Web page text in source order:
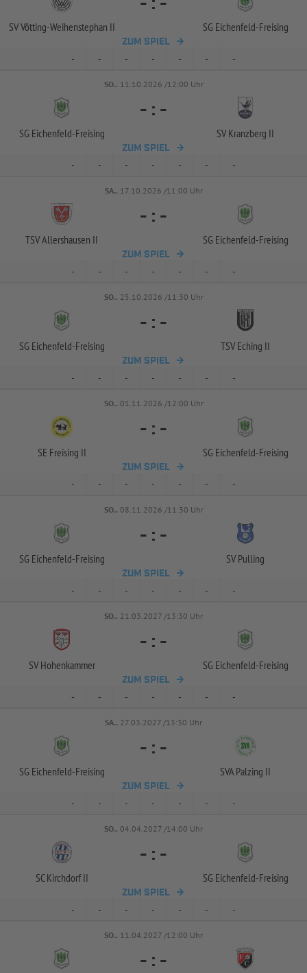
SV Vötting-Weihenstephan II SG Eichenfeld-Freising
ZUM SPIEL
- - - - - - -
SO.. 11.10.2026 /12:00 Uhr
SG Eichenfeld-Freising
- : -
SV Kranzberg II
ZUM SPIEL
- - - - - - -
SA.. 17.10.2026 /11:00 Uhr
TSV Allershausen II
- : -
SG Eichenfeld-Freising
ZUM SPIEL
- - - - - - -
SO.. 25.10.2026 /11:30 Uhr
SG Eichenfeld-Freising
- : -
TSV Eching II
ZUM SPIEL
- - - - - - -
SO.. 01.11.2026 /12:00 Uhr
SE Freising II
- : -
SG Eichenfeld-Freising
ZUM SPIEL
- - - - - - -
SO.. 08.11.2026 /11:30 Uhr
SG Eichenfeld-Freising
- : -
SV Pulling
ZUM SPIEL
- - - - - - -
SO.. 21.03.2027 /13:30 Uhr
SV Hohenkammer
- : -
SG Eichenfeld-Freising
ZUM SPIEL
- - - - - - -
SA.. 27.03.2027 /13:30 Uhr
SG Eichenfeld-Freising
- : -
SVA Palzing II
ZUM SPIEL
- - - - - - -
SO.. 04.04.2027 /14:00 Uhr
SC Kirchdorf II
- : -
SG Eichenfeld-Freising
ZUM SPIEL
- - - - - - -
SO.. 11.04.2027 /12:00 Uhr
- : -